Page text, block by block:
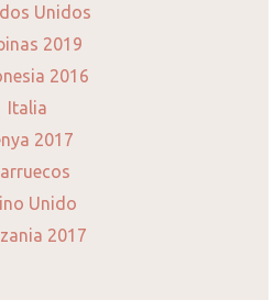
Unidos
2019
2016
Italia
2017
Unido
2017